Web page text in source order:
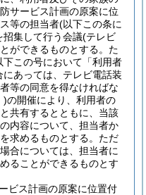
サービス計画の原案に位
等の担当者(以下この条に
招集して行う会議(テレビ
ができるものとする。た
下この号において「利用者
あっては、テレビ電話装
等の同意を得なければな
)の開催により、利用者の
共有するとともに、当該
内容について、担当者か
求めるものとする。 ただ
合については、担当者に
ることができるものとす
ビス計画の原案に位置付